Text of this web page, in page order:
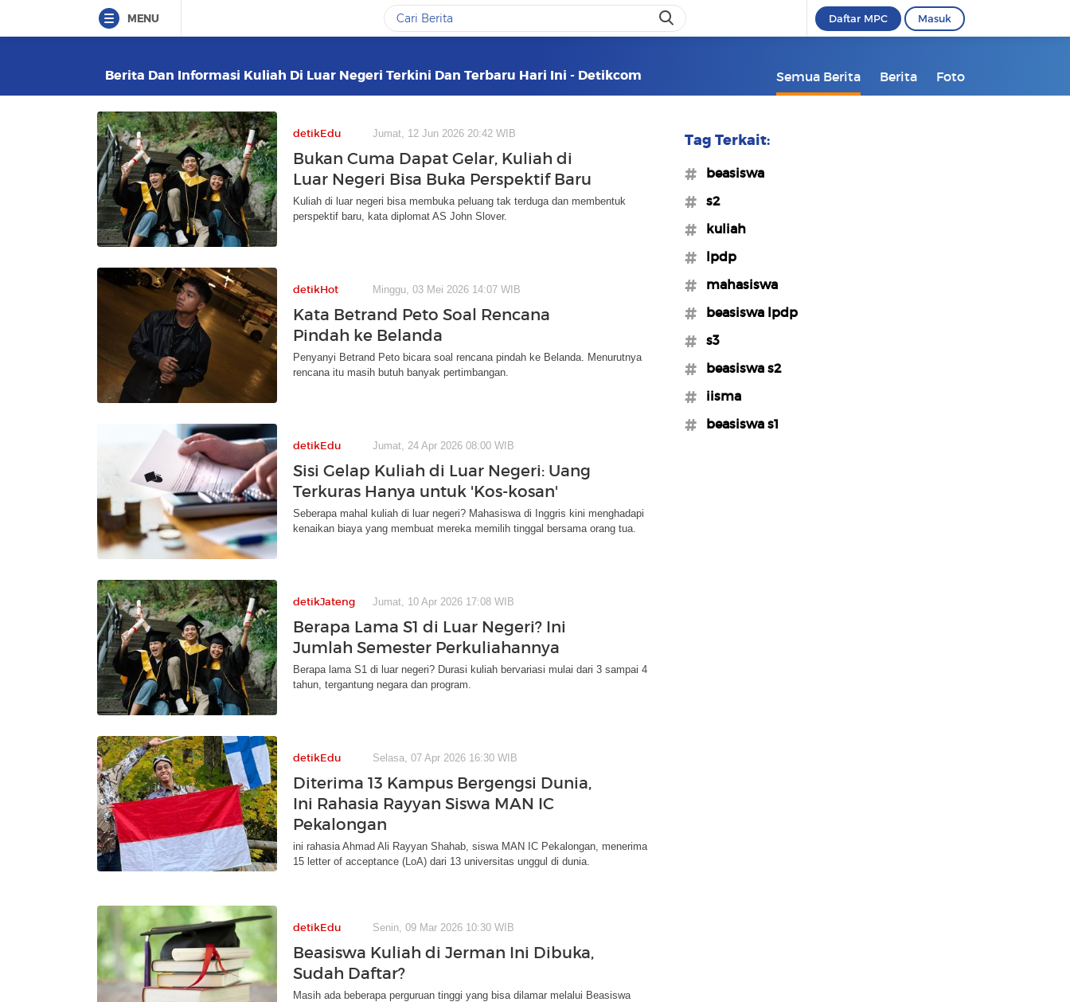
MENU Daftar MPC Masuk
Berita Dan Informasi Kuliah Di Luar Negeri Terkini Dan Terbaru Hari Ini - Detikcom Semua Berita Berita Foto
detikEdu Jumat, 12 Jun 2026 20:42 WIB
Bukan Cuma Dapat Gelar, Kuliah di
Luar Negeri Bisa Buka Perspektif Baru
Kuliah di luar negeri bisa membuka peluang tak terduga dan membentuk
perspektif baru, kata diplomat AS John Slover.
detikHot Minggu, 03 Mei 2026 14:07 WIB
Kata Betrand Peto Soal Rencana
Pindah ke Belanda
Penyanyi Betrand Peto bicara soal rencana pindah ke Belanda. Menurutnya
rencana itu masih butuh banyak pertimbangan.
detikEdu Jumat, 24 Apr 2026 08:00 WIB
Sisi Gelap Kuliah di Luar Negeri: Uang
Terkuras Hanya untuk 'Kos-kosan'
Seberapa mahal kuliah di luar negeri? Mahasiswa di Inggris kini menghadapi
kenaikan biaya yang membuat mereka memilih tinggal bersama orang tua.
detikJateng Jumat, 10 Apr 2026 17:08 WIB
Berapa Lama S1 di Luar Negeri? Ini
Jumlah Semester Perkuliahannya
Berapa lama S1 di luar negeri? Durasi kuliah bervariasi mulai dari 3 sampai 4
tahun, tergantung negara dan program.
detikEdu Selasa, 07 Apr 2026 16:30 WIB
Diterima 13 Kampus Bergengsi Dunia,
Ini Rahasia Rayyan Siswa MAN IC
Pekalongan
ini rahasia Ahmad Ali Rayyan Shahab, siswa MAN IC Pekalongan, menerima
15 letter of acceptance (LoA) dari 13 universitas unggul di dunia.
detikEdu Senin, 09 Mar 2026 10:30 WIB
Beasiswa Kuliah di Jerman Ini Dibuka,
Sudah Daftar?
Masih ada beberapa perguruan tinggi yang bisa dilamar melalui Beasiswa
Tag Terkait:
#beasiswa
#s2
#kuliah
#lpdp
#mahasiswa
#beasiswa lpdp
#s3
#beasiswa s2
#iisma
#beasiswa s1